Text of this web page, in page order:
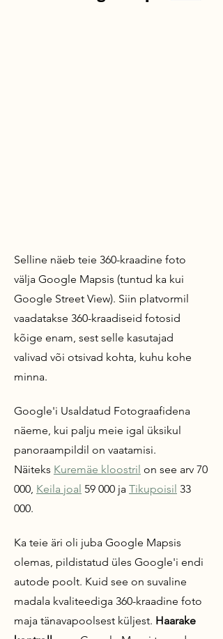
Selline näeb teie 360-kraadine foto
välja Google Mapsis (tuntud ka kui
Google Street View). Siin platvormil
vaadatakse 360-kraadiseid fotosid
kõige enam, sest selle kasutajad
valivad või otsivad kohta, kuhu kohe
minna.
Google'i Usaldatud Fotograafidena
näeme, kui palju meie igal üksikul
panoraampildil on vaatamisi.
Näiteks Kuremäe kloostril on see arv 70
000, Keila joal 59 000 ja Tikupoisil 33
000.
Ka teie äri oli juba Google Mapsis
olemas, pildistatud üles Google'i endi
autode poolt. Kuid see on suvaline
madala kvaliteediga 360-kraadine foto
maja tänavapoolsest küljest. Haarake